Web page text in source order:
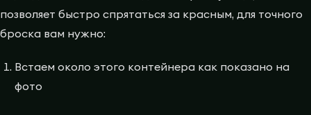
позволяет быстро спрятаться за красным, для точного
броска вам нужно:
Встаем около этого контейнера как показано на
фото